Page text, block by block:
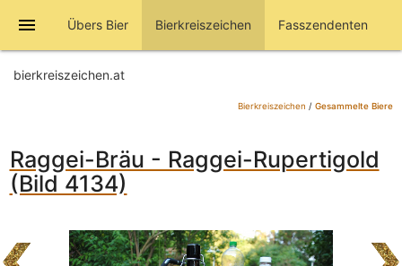
menu Übers Bier Bierkreiszeichen Fasszendenten
bierkreiszeichen.at
Bierkreiszeichen / Gesammelte Biere
Raggei-Bräu - Raggei-Rupertigold
(Bild 4134)